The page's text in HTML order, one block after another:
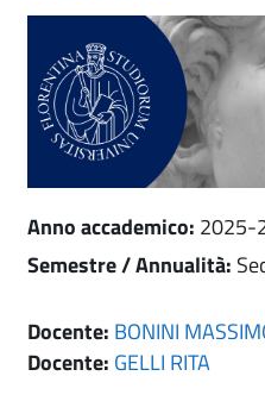
Anno accademico: 2025-
Semestre / Annualità:
Docente: BONINI
Docente: GELLI RITA